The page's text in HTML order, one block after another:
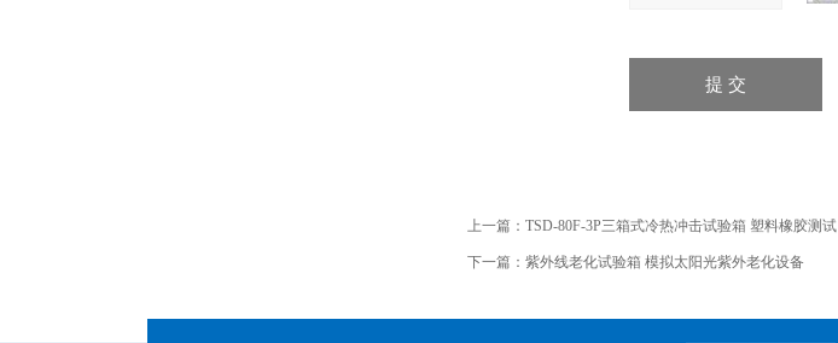
上一篇： TSD-80F-3P三箱式冷热冲击试验箱 塑料橡胶测试
下一篇： 紫外线老化试验箱 模拟太阳光紫外老化设备